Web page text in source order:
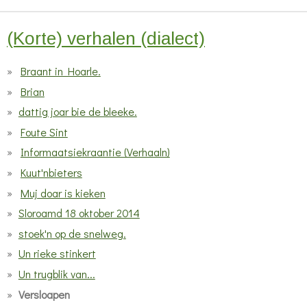
t
e
r
e
n
(Korte) verhalen (dialect)
Braant in Hoarle.
Brian
dattig joar bie de bleeke.
Foute Sint
Informaatsiekraantie (Verhaaln)
Kuut'nbieters
Muj doar is kieken
Sloroamd 18 oktober 2014
stoek'n op de snelweg.
Un rieke stinkert
Un trugblik van...
Versloapen